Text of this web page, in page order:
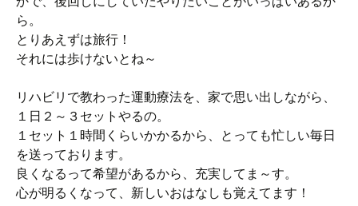
ら。
とりあえずは旅行！
それには歩けないとね～
リハビリで教わった運動療法を、家で思い出しながら、
１日２～３セットやるの。
１セット１時間くらいかかるから、とっても忙しい毎日
を送っております。
良くなるって希望があるから、充実してま～す。
心が明るくなって、新しいおはなしも覚えてます！